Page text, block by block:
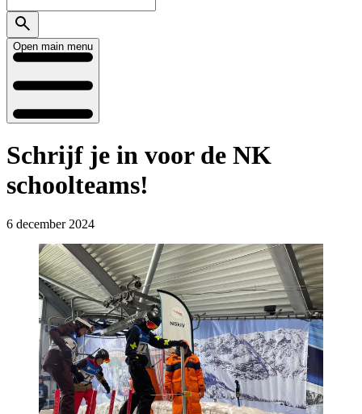
Open main menu
Schrijf je in voor de NK
schoolteams!
6 december 2024